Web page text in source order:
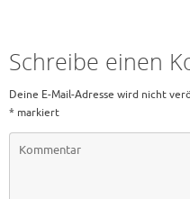
Schreibe einen
Deine E-Mail-Adresse wird nicht
* markiert